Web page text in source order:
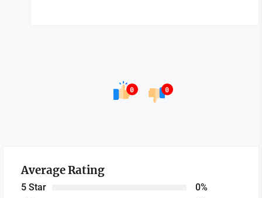
0 0
Average Rating
5 Star
0%